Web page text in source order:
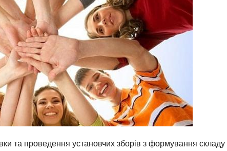
та проведення установчих зборів з формування